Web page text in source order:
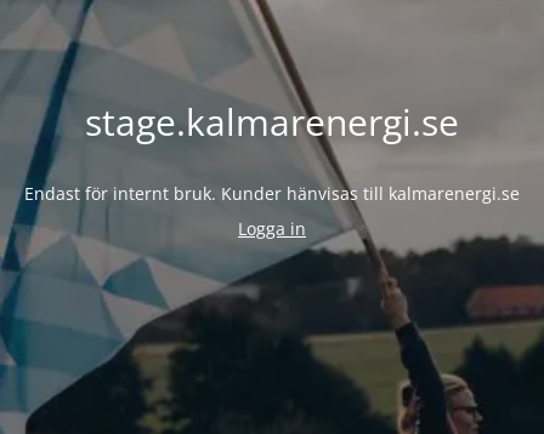
stage.kalmarenergi.se
Endast för internt bruk. Kunder hänvisas till kalmarenergi.se
Logga in